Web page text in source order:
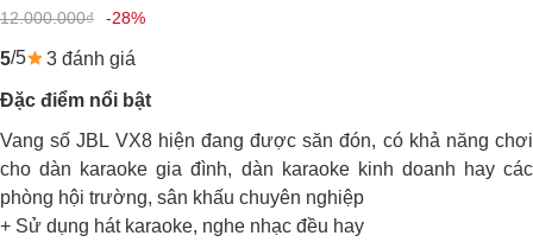
12.000.000₫ -28%
5/5 3 đánh giá
Đặc điểm nổi bật
Vang số JBL VX8 hiện đang được săn đón, có khả năng chơi
cho dàn karaoke gia đình, dàn karaoke kinh doanh hay các
phòng hội trường, sân khấu chuyên nghiệp
+ Sử dụng hát karaoke, nghe nhạc đều hay